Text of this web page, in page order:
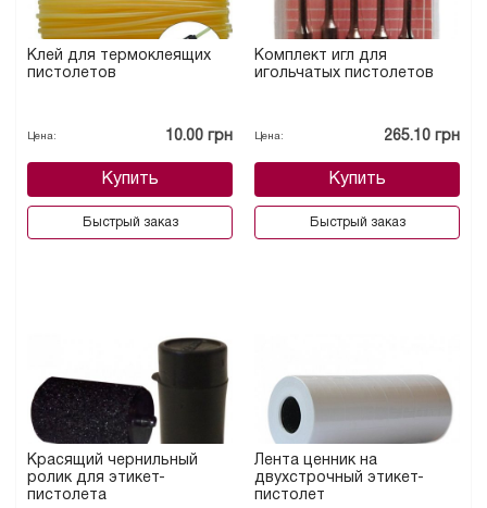
Клей для термоклеящих
пистолетов
Цена: 10.00 грн
Купить
Быстрый заказ
Комплект игл для
игольчатых пистолетов
Цена: 265.10 грн
Купить
Быстрый заказ
Красящий чернильный
ролик для этикет-
пистолета
Лента ценник на
двухстрочный этикет-
пистолет